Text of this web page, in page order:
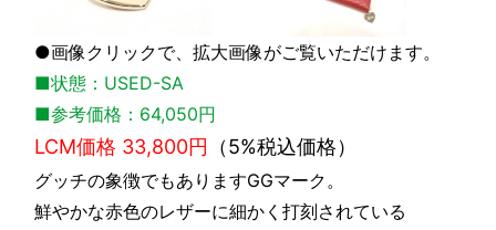
●画像クリックで、拡大画像がご覧いただけます。
■状態：USED-SA
■参考価格：64,050円
LCM価格 33,800円 （5%税込価格）
グッチの象徴でもありますGGマーク。
鮮やかな赤色のレザーに細かく打刻されている